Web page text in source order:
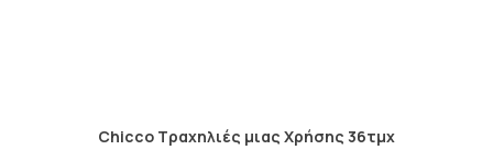
Chicco Τραχηλιές μιας Χρήσης 36τμχ